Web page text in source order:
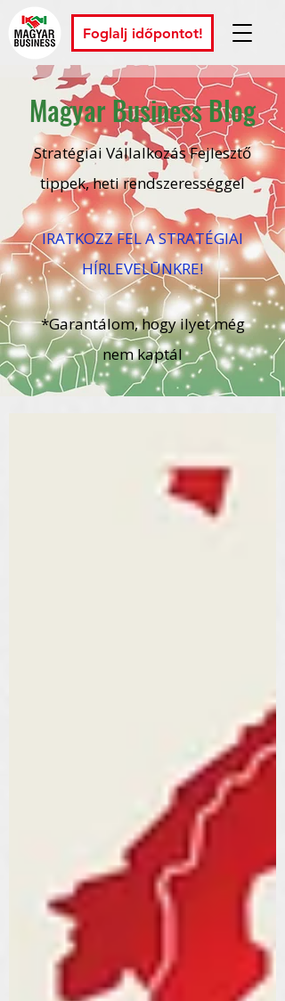
Foglalj időpontot!
Magyar Business Blog
Stratégiai Vállalkozás Fejlesztő
tippek, heti rendszerességgel
IRATKOZZ FEL A STRATÉGIAI
HÍRLEVELŪNKRE!
*Garantálom, hogy ilyet még
nem kaptál